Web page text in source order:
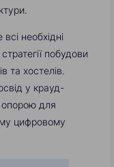
необхідні
побудови
та хостелів.
у крауд-
опорою для
цифровому